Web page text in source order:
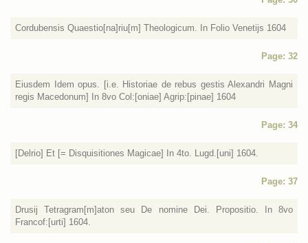
Cordubensis Quaestio[na]riu[m] Theologicum. In Folio Venetijs 1604
Page: 32
Eiusdem Idem opus. [i.e. Historiae de rebus gestis Alexandri Magni
regis Macedonum] In 8vo Col:[oniae] Agrip:[pinae] 1604
Page: 34
[Delrio] Et [= Disquisitiones Magicae] In 4to. Lugd.[uni] 1604.
Page: 37
Drusij Tetragram[m]aton seu De nomine Dei. Propositio. In 8vo
Francof:[urti] 1604.